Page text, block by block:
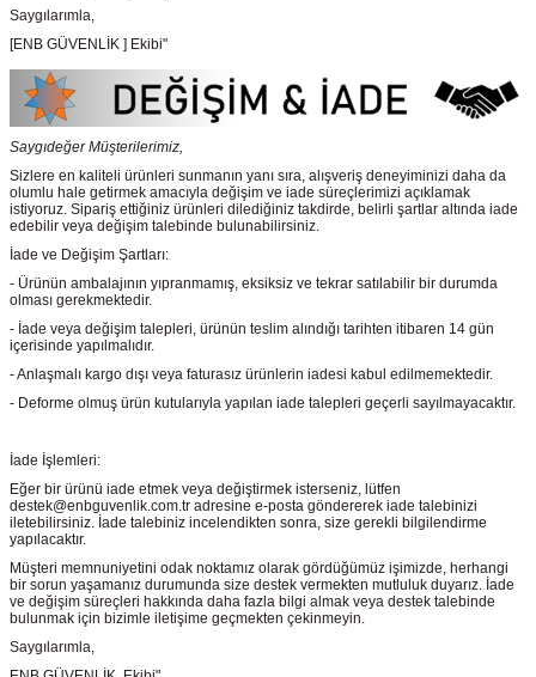
Saygılarımla,
[ENB GÜVENLİK ] Ekibi"
Saygıdeğer Müşterilerimiz,
Sizlere en kaliteli ürünleri sunmanın yanı sıra, alışveriş deneyiminizi daha da
olumlu hale getirmek amacıyla değişim ve iade süreçlerimizi açıklamak
istiyoruz. Sipariş ettiğiniz ürünleri dilediğiniz takdirde, belirli şartlar altında iade
edebilir veya değişim talebinde bulunabilirsiniz.
İade ve Değişim Şartları:
- Ürünün ambalajının yıpranmamış, eksiksiz ve tekrar satılabilir bir durumda
olması gerekmektedir.
- İade veya değişim talepleri, ürünün teslim alındığı tarihten itibaren 14 gün
içerisinde yapılmalıdır.
- Anlaşmalı kargo dışı veya faturasız ürünlerin iadesi kabul edilmemektedir.
- Deforme olmuş ürün kutularıyla yapılan iade talepleri geçerli sayılmayacaktır.
İade İşlemleri:
Eğer bir ürünü iade etmek veya değiştirmek isterseniz, lütfen
destek@enbguvenlik.com.tr adresine e-posta göndererek iade talebinizi
iletebilirsiniz. İade talebiniz incelendikten sonra, size gerekli bilgilendirme
yapılacaktır.
Müşteri memnuniyetini odak noktamız olarak gördüğümüz işimizde, herhangi
bir sorun yaşamanız durumunda size destek vermekten mutluluk duyarız. İade
ve değişim süreçleri hakkında daha fazla bilgi almak veya destek talebinde
bulunmak için bizimle iletişime geçmekten çekinmeyin.
Saygılarımla,